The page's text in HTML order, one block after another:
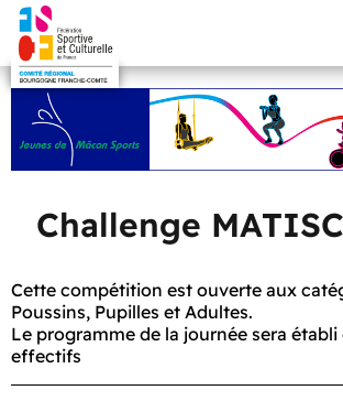
Challenge
Cette compétition est ouverte aux
Poussins, Pupilles et Adultes.
Le programme de la journée sera
effectifs